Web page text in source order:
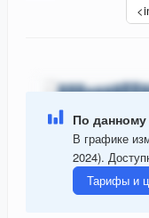
По данному
В графике
2024).
Тарифы и